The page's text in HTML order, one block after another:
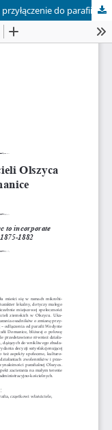
Starania cząstkowych właścicieli Olszycao przyłączenie do parafii Domanicew latach 1875-1882